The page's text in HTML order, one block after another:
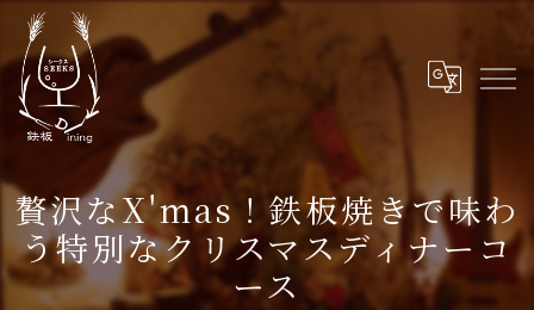
贅沢なX'mas！鉄板焼きで味わ
う特別なクリスマスディナーコ
ース